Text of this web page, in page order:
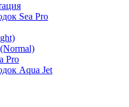
Sea Pro
Pro
Aqua Jet